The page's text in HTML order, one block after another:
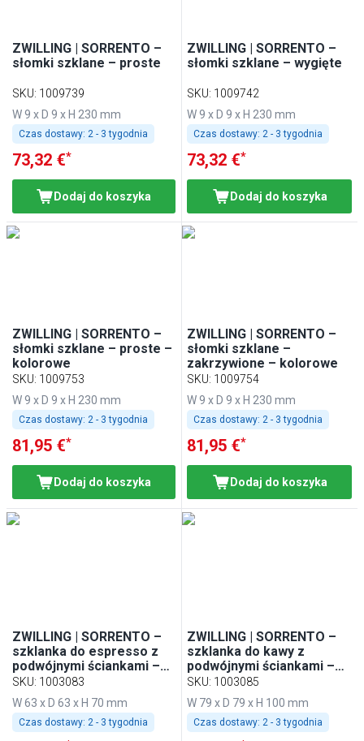
ZWILLING | SORRENTO –
słomki szklane – proste
SKU: 1009739
W 9 x D 9 x H 230 mm
Czas dostawy: 2 - 3 tygodnia
73,32 €*
Dodaj do koszyka
ZWILLING | SORRENTO –
słomki szklane – wygięte
SKU: 1009742
W 9 x D 9 x H 230 mm
Czas dostawy: 2 - 3 tygodnia
73,32 €*
Dodaj do koszyka
ZWILLING | SORRENTO –
słomki szklane – proste –
kolorowe
SKU: 1009753
W 9 x D 9 x H 230 mm
Czas dostawy: 2 - 3 tygodnia
81,95 €*
Dodaj do koszyka
ZWILLING | SORRENTO –
słomki szklane –
zakrzywione – kolorowe
SKU: 1009754
W 9 x D 9 x H 230 mm
Czas dostawy: 2 - 3 tygodnia
81,95 €*
Dodaj do koszyka
ZWILLING | SORRENTO –
szklanka do espresso z
podwójnymi ściankami –
80 ml – zestaw 2 szt.
SKU: 1003083
W 63 x D 63 x H 70 mm
Czas dostawy: 2 - 3 tygodnia
ZWILLING | SORRENTO –
szklanka do kawy z
podwójnymi ściankami –
200 ml – zestaw 2 szt.
SKU: 1003085
W 79 x D 79 x H 100 mm
Czas dostawy: 2 - 3 tygodnia